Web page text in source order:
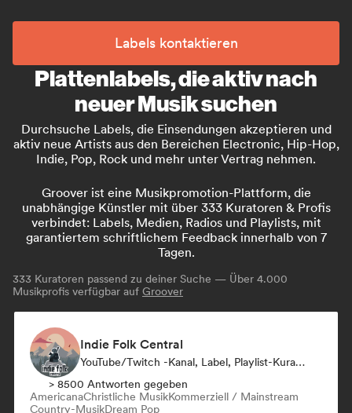
Labels kontaktieren
Plattenlabels, die aktiv nach
neuer Musik suchen
Durchsuche Labels, die Einsendungen akzeptieren und
aktiv neue Artists aus den Bereichen Electronic, Hip-Hop,
Indie, Pop, Rock und mehr unter Vertrag nehmen.
Groover ist eine Musikpromotion-Plattform, die
unabhängige Künstler mit über 333 Kuratoren & Profis
verbindet: Labels, Medien, Radios und Playlists, mit
garantiertem schriftlichem Feedback innerhalb von 7
Tagen.
333 Kuratoren passend zu deiner Suche — Über 4.000
Musikprofis verfügbar auf Groover
Indie Folk Central
YouTube/Twitch -Kanal, Label, Playlist-Kurator, Radiosender
> 8500 Antworten gegeben
AmericanaChristliche MusikKommerziell / Mainstream
Country-MusikDream Pop